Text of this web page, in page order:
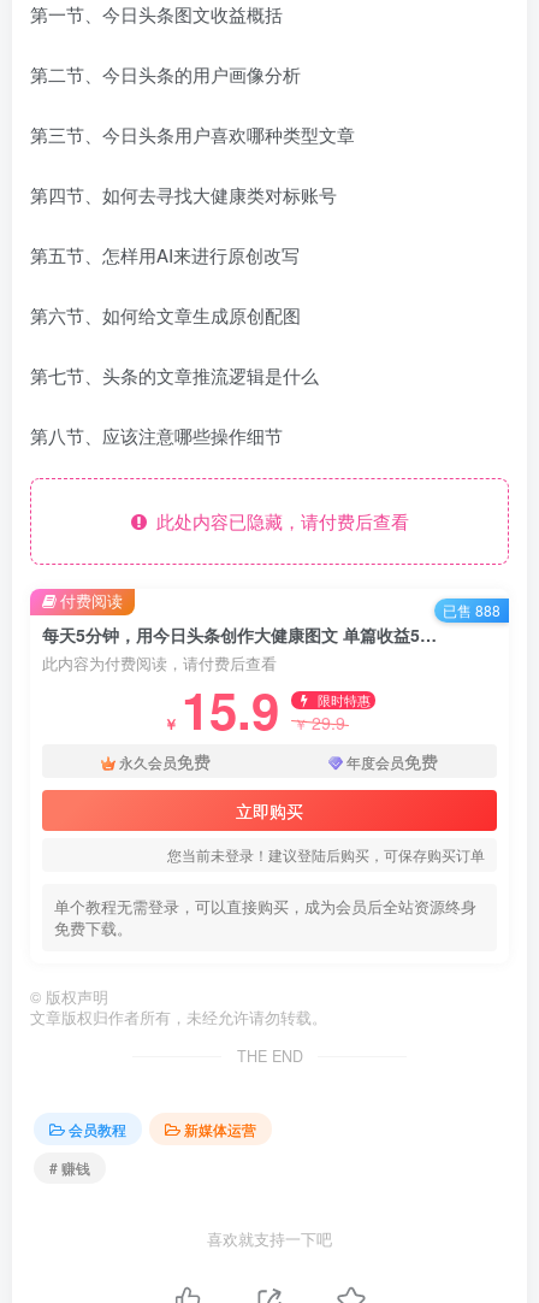
第一节、今日头条图文收益概括
第二节、今日头条的用户画像分析
第三节、今日头条用户喜欢哪种类型文章
第四节、如何去寻找大健康类对标账号
第五节、怎样用AI来进行原创改写
第六节、如何给文章生成原创配图
第七节、头条的文章推流逻辑是什么
第八节、应该注意哪些操作细节
此处内容已隐藏，请付费后查看
每天5分钟，用今日头条创作大健康图文 单篇收益50-2张
此内容为付费阅读，请付费后查看
￥ 15.9 限时特惠
￥29.9
永久会员免费 年度会员免费
立即购买
您当前未登录！建议登陆后购买，可保存购买订单
单个教程无需登录，可以直接购买，成为会员后全站资源终身
免费下载。
付费阅读 已售 888
© 版权声明
文章版权归作者所有，未经允许请勿转载。
THE END
会员教程
新媒体运营
# 赚钱
喜欢就支持一下吧